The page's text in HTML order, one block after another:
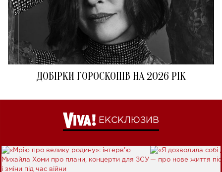
ДОБІРКИ ГОРОСКОПІВ НА 2026 РІК
ЕКСКЛЮЗИВ